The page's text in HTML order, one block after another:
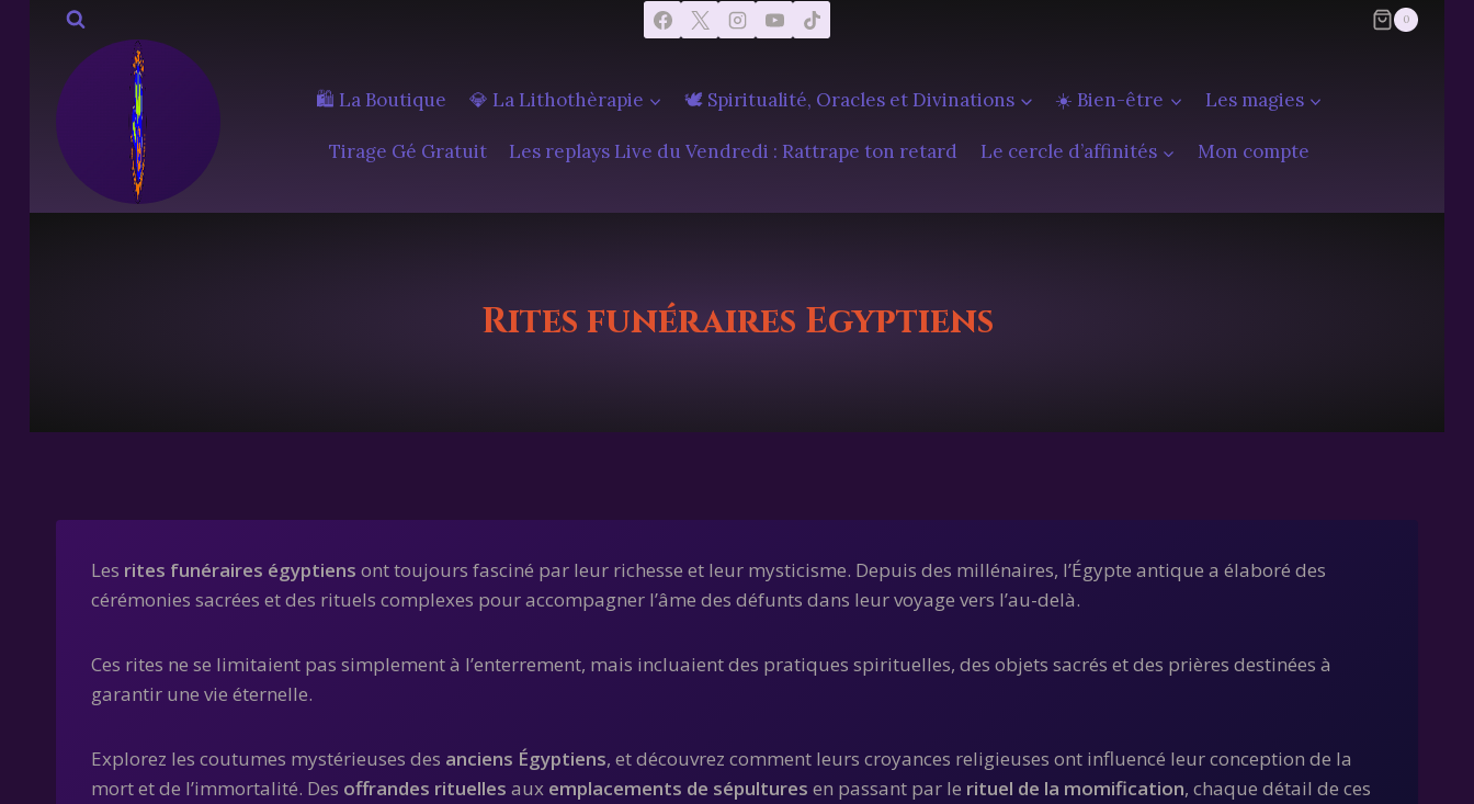
Aller
contenu
0
🛍️ La Boutique 💎 La Lithothèrapie 🕊️ Spiritualité, Oracles et Divinations ☀️ Bien-être Les magies
Tirage Gé Gratuit Les replays Live du Vendredi : Rattrape ton retard Le cercle d’affinités Mon compte
Rites funéraires Egyptiens
Les rites funéraires égyptiens ont toujours fasciné par leur richesse et leur mysticisme. Depuis des millénaires, l’Égypte antique a élaboré des
cérémonies sacrées et des rituels complexes pour accompagner l’âme des défunts dans leur voyage vers l’au-delà.
Ces rites ne se limitaient pas simplement à l’enterrement, mais incluaient des pratiques spirituelles, des objets sacrés et des prières destinées à
garantir une vie éternelle.
Explorez les coutumes mystérieuses des anciens Égyptiens, et découvrez comment leurs croyances religieuses ont influencé leur conception de la
mort et de l’immortalité. Des offrandes rituelles aux emplacements de sépultures en passant par le rituel de la momification, chaque détail de ces